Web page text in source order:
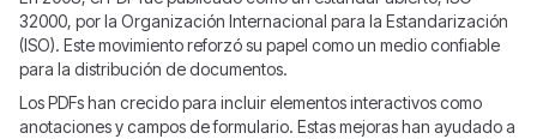
32000, por la Organización Internacional para la Estandarización
(ISO). Este movimiento reforzó su papel como un medio confiable
para la distribución de documentos.
Los PDFs han crecido para incluir elementos interactivos como
anotaciones y campos de formulario. Estas mejoras han ayudado a